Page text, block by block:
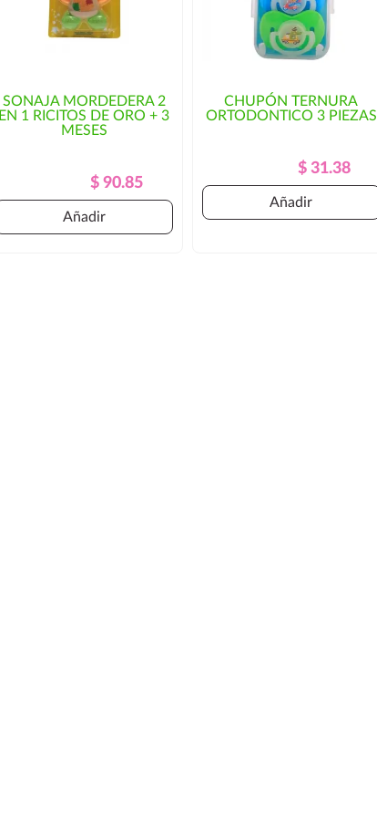
SONAJA MORDEDERA 2
EN 1 RICITOS DE ORO + 3
MESES
Precio
Regular
Precio
$ 90.85
Añadir
CHUPÓN TERNURA
ORTODONTICO 3 PIEZAS
Precio
Regular
Precio
$ 31.38
Añadir